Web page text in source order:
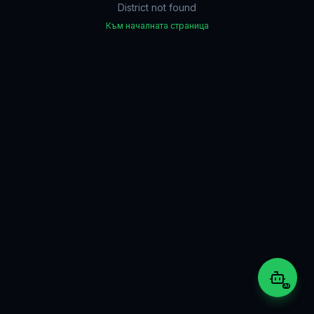
District not found
Към началната страница
AI